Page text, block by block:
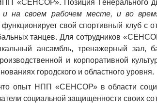
«СЕНСОР». Позиция Генерального
на своем рабочем месте, и во
свой спортивный клуб с
танцев. Для сотрудников
ансамбль, тренажерный зал,
и корпоративной
городского и областного уровня.
опыт НПП «СЕНСОР» в области
социальной защищенности своих